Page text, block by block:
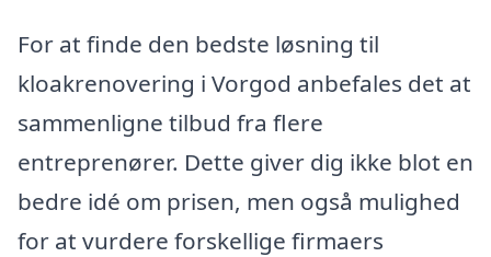
For at finde den bedste løsning til
kloakrenovering i Vorgod anbefales det at
sammenligne tilbud fra flere
entreprenører. Dette giver dig ikke blot en
bedre idé om prisen, men også mulighed
for at vurdere forskellige firmaers